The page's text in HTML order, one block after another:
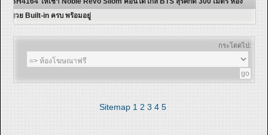
สวย Built-in ครบ พร้อมอยู่
กระโดดไป:
Sitemap 1 2 3 4 5